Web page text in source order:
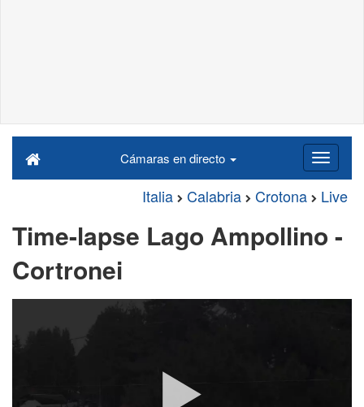
Cámaras en directo
Italia Calabria Crotona Live
Time-lapse Lago Ampollino -
Cortronei